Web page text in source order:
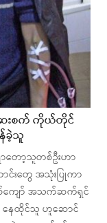
ေးစက် ကိုယ်တိုင်
ခဲ့သူ
တော့သူတစ်ဦးဟာ
ာင်းတွေ အသုံးပြုကာ
ကျော် အသက်ဆက်ရှင်
နေထိုင်သူ ဟူဆောင်